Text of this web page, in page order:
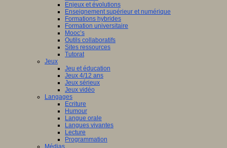
Enjeux et évolutions
Enseignement supérieur et numérique
Formations hybrides
Formation universitaire
Mooc’s
Outils collaboratifs
Sites ressources
Tutorat
Jeux
Jeu et éducation
Jeux 4/12 ans
Jeux sérieux
Jeux vidéo
Langages
Ecriture
Humour
Langue orale
Langues vivantes
Lecture
Programmation
Médias